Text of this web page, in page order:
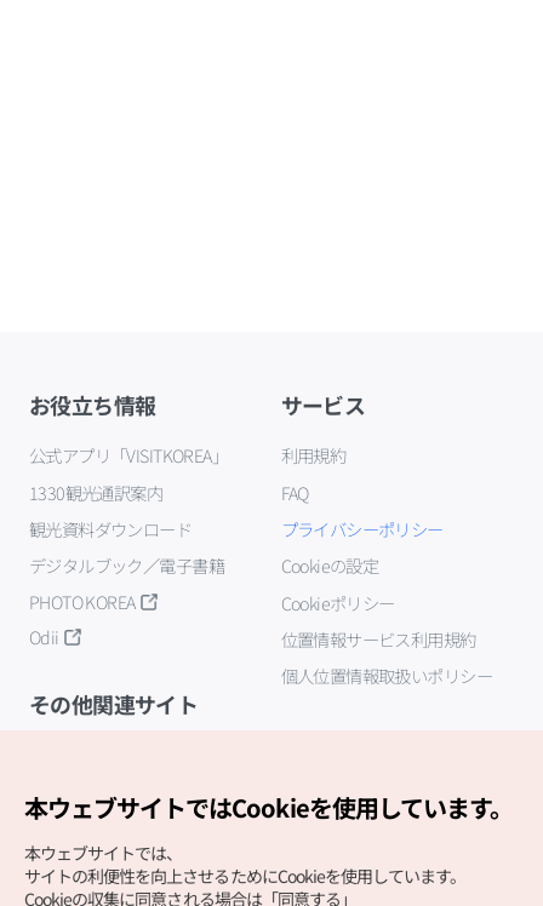
お役立ち情報
公式アプリ「VISITKOREA」
1330観光通訳案内
観光資料ダウンロード
デジタルブック／電子書籍
PHOTO KOREA
Odii
サービス
利用規約
FAQ
プライバシーポリシー
Cookieの設定
Cookieポリシー
位置情報サービス利用規約
個人位置情報取扱いポリシー
その他関連サイト
本ウェブサイトではCookieを使用しています。
本ウェブサイトでは、
サイトの利便性を向上させるためにCookieを使用しています。
Cookieの収集に同意される場合は「同意する」